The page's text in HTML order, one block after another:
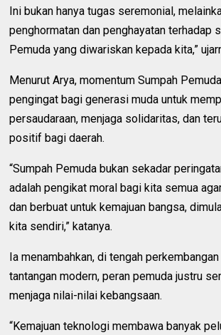
Ini bukan hanya tugas seremonial,
penghormatan dan penghayatan terhadap
Pemuda yang diwariskan kepada kita,”
Menurut Arya, momentum Sumpah
pengingat bagi generasi muda untuk
persaudaraan, menjaga solidaritas, dan
positif bagi daerah.
“Sumpah Pemuda bukan sekadar
adalah pengikat moral bagi kita semua
dan berbuat untuk kemajuan bangsa,
kita sendiri,” katanya.
Ia menambahkan, di tengah
tantangan modern, peran pemuda justru
menjaga nilai-nilai kebangsaan.
“Kemajuan teknologi membawa banyak